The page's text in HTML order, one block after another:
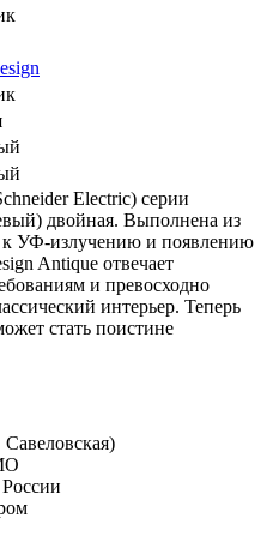
Electric) серии
двойная. Выполнена из
к УФ-излучению и появлению
Antique отвечает
и превосходно
интерьер. Теперь
стать поистине